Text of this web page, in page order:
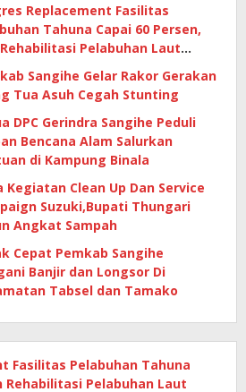
Replacement Fasilitas
Tahuna Capai 60 Persen,
Pelabuhan Laut
Sangihe Gelar Rakor Gerakan
Tua Asuh Cegah Stunting
DPC Gerindra Sangihe Peduli
Bencana Alam Salurkan
di Kampung Binala
Kegiatan Clean Up Dan Service
Suzuki,Bupati Thungari
Angkat Sampah
Cepat Pemkab Sangihe
Banjir dan Longsor Di
Tabsel dan Tamako
Fasilitas Pelabuhan Tahuna
Rehabilitasi Pelabuhan Laut